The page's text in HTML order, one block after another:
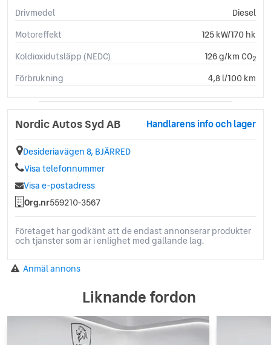
Drivmedel
Diesel
Motoreffekt
125 kW/170 hk
Koldioxidutsläpp (NEDC)
126 g/km CO2
Förbrukning 4,8 l/100 km
Nordic Autos Syd AB Handlarens info och lager
Desideriavägen 8, BJÄRRED
Visa telefonnummer
Visa e-postadress
Org.nr559210-3567
Företaget har godkänt att de endast annonserar produkter
och tjänster som är i enlighet med gällande lag.
Anmäl annons
Liknande fordon